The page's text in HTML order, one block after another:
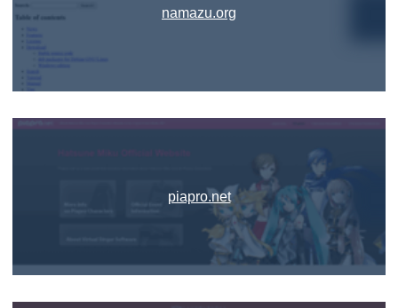
namazu.org
piapro.net